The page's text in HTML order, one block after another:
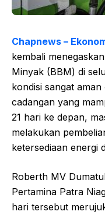
Chapnews –
kembali
Minyak (BBM) di
kondisi sangat
cadangan yang
21 hari ke depan,
melakukan
ketersediaan energi
Roberth MV
Pertamina Patra
hari tersebut